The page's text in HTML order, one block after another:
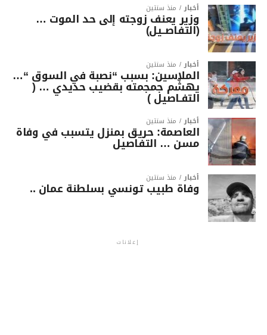
أخبار منذ سنتين
وزير يعنف زوجته إلى حد الموت …
(التفاصــيل)
أخبار منذ سنتين
الملاسين: بسبب “نصبة في السوق “…
يهشّم جمجمته بقضيب حديدي … (
التفـاصيل )
أخبار منذ سنتين
العاصمة: حريق بمنزل يتسبب في وفاة
مسن … التفاصيل
أخبار منذ سنتين
وفاة طبيب تونسي بسلطنة عمان ..
إعلانات